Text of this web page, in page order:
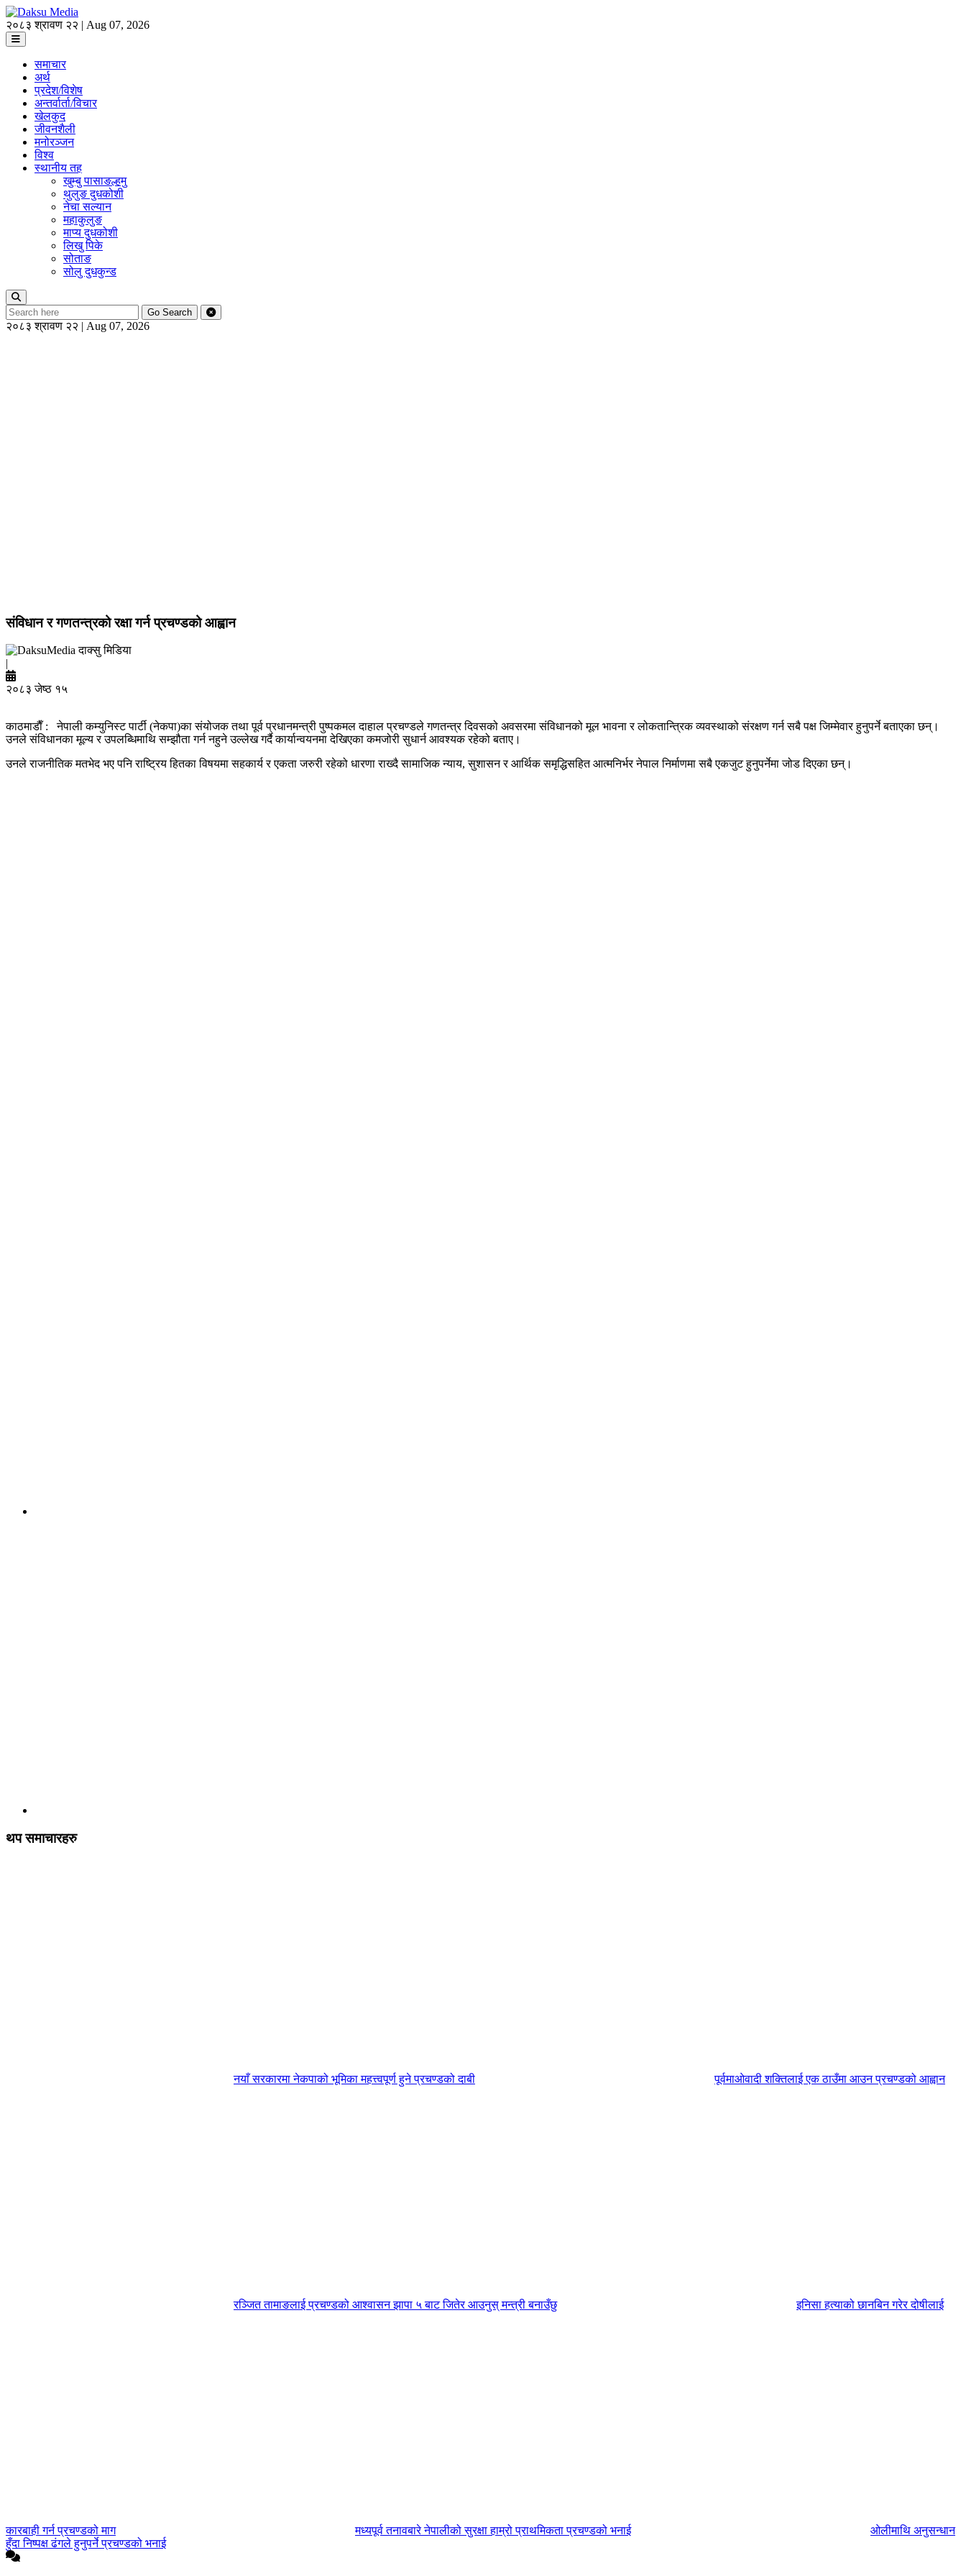
२०८३ श्रावण २२ | Aug 07, 2026
समाचार
अर्थ
प्रदेश/विशेष
अन्तर्वार्ता/विचार
खेलकुद
जीवनशैली
मनोरञ्जन
विश्व
स्थानीय तह
खुम्बु पासाङल्हमु
थुलुङ दुधकोशी
नेचा सल्यान
महाकुलुङ
माप्य दुधकोशी
लिखु पिके
सोताङ
सोलु दुधकुन्ड
Go Search
२०८३ श्रावण २२ | Aug 07, 2026
संविधान र गणतन्त्रको रक्षा गर्न प्रचण्डको आह्वान
दाक्सु मिडिया
|
२०८३ जेष्ठ १५
काठमाडाैँ : नेपाली कम्युनिस्ट पार्टी (नेकपा)का संयोजक तथा पूर्व प्रधानमन्त्री पुष्पकमल दाहाल प्रचण्डले गणतन्त्र दिवसको अवसरमा संविधानको मूल भावना र लोकतान्त्रिक व्यवस्थाको संरक्षण गर्न सबै पक्ष जिम्मेवार हुनुपर्ने बताएका छन्।
उनले संविधानका मूल्य र उपलब्धिमाथि सम्झौता गर्न नहुने उल्लेख गर्दै कार्यान्वयनमा देखिएका कमजोरी सुधार्न आवश्यक रहेको बताए।
उनले राजनीतिक मतभेद भए पनि राष्ट्रिय हितका विषयमा सहकार्य र एकता जरुरी रहेको धारणा राख्दै सामाजिक न्याय, सुशासन र आर्थिक समृद्धिसहित आत्मनिर्भर नेपाल निर्माणमा सबै एकजुट हुनुपर्नेमा जोड दिएका छन्।
थप समाचारहरु
नयाँ सरकारमा नेकपाको भूमिका महत्त्वपूर्ण हुने प्रचण्डको दाबी पूर्वमाओवादी शक्तिलाई एक ठाउँमा आउन प्रचण्डको आह्वान
रञ्जित तामाङलाई प्रचण्डको आश्वासन झापा ५ बाट जितेर आउनुस् मन्त्री बनाउँछु इनिसा हत्याको छानबिन गरेर दोषीलाई
कारबाही गर्न प्रचण्डको माग मध्यपूर्व तनावबारे नेपालीको सुरक्षा हाम्रो प्राथमिकता प्रचण्डको भनाई
ओलीमाथि अनुसन्धान
हुँदा निष्पक्ष ढंगले हुनुपर्ने प्रचण्डको भनाई